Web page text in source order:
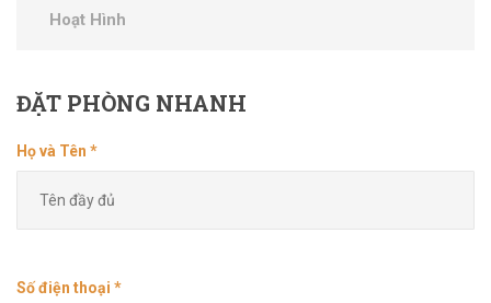
Hoạt Hình
ĐẶTPHÒNG NHANH
Họ và Tên *
Số điện thoại *